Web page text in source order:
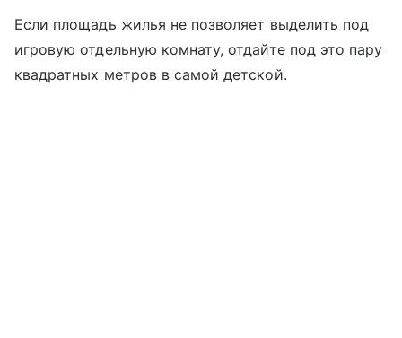
Если площадь жилья не позволяет выделить под
игровую отдельную комнату, отдайте под это пару
квадратных метров в самой детской.